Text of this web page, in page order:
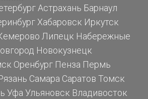
Астрахань Барнаул
Хабаровск Иркутск
Липецк Набережные
Новокузнецк
Оренбург Пенза Пермь
Рязань Самара Саратов Томск
Уфа Ульяновск Владивосток